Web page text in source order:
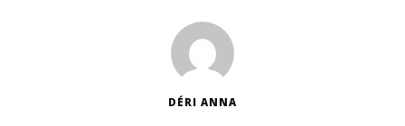
DÉRI ANNA